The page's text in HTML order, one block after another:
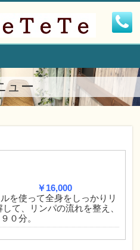
ュー
￥16,000
を使って全身をしっかりリ
て、リンパの流れを整え、
０分。